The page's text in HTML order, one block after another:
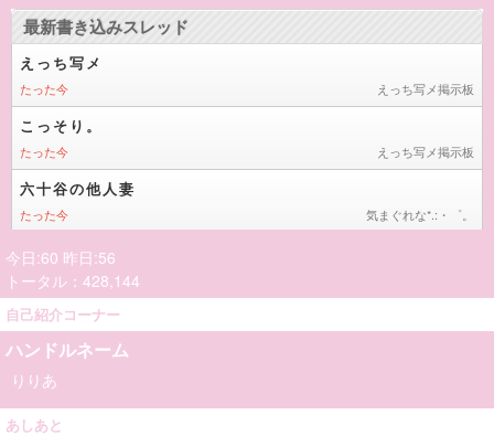
今日:60 昨日:56
トータル：428,144
自己紹介コーナー
ハンドルネーム
りりあ
あしあと